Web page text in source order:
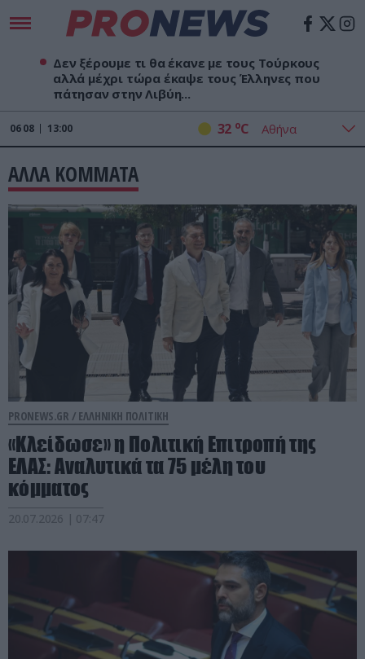
Δεν ξέρουμε τι θα έκανε με τους Τούρκους
αλλά μέχρι τώρα έκαψε τους Έλληνες που
πάτησαν στην Λιβύη...
06 08 13:00 32 oC
ΑΛΛΑ ΚΟΜΜΑΤΑ
PRONEWS.GR / ΕΛΛΗΝΙΚΗ ΠΟΛΙΤΙΚΗ
«Κλείδωσε» η Πολιτική Επιτροπή της
ΕΛΑΣ: Αναλυτικά τα 75 μέλη του
κόμματος
20.07.2026 | 07:47